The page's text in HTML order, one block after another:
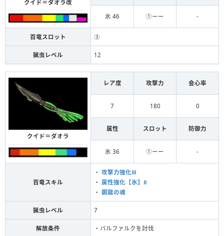
クイド＝ダオラ改
氷 46 ①ーー -
百竜スロット ③
猟虫レベル 12
クイド＝ダオラ
レア度 攻撃力 会心率
7 180 0
属性 スロット 防御力
氷 36 ①ーー -
百竜スキル
・ 攻撃力強化Ⅲ
・ 属性強化【氷】Ⅱ
・ 鋼龍の魂
猟虫レベル 7
解放条件 ・バルファルクを討伐